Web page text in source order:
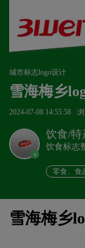
城市标志logo设计
雪海梅乡
2024-07-08 14:55:58
v
饮食/特
饮食标志
零食、食
雪海梅乡